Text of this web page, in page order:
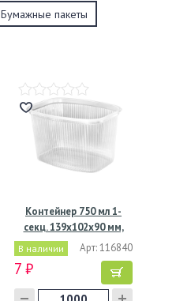
Бумажные пакеты
Контейнер 750 мл 1-
секц. 139х102х90 мм,
без…
В наличии Арт: 116840
7 ₽